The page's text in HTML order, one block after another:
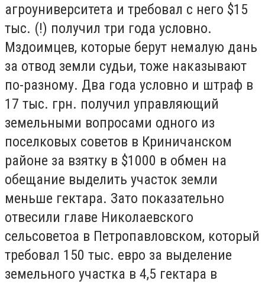
агроуниверситета и требовал с него $15
тыс. (!) получил три года условно.
Мздоимцев, которые берут немалую дань
за отвод земли судьи, тоже наказывают
по-разному. Два года условно и штраф в
17 тыс. грн. получил управляющий
земельными вопросами одного из
поселковых советов в Криничанском
районе за взятку в $1000 в обмен на
обещание выделить участок земли
меньше гектара. Зато показательно
отвесили главе Николаевского
сельсоветоа в Петропавловском, который
требовал 150 тыс. евро за выделение
земельного участка в 4,5 гектара в